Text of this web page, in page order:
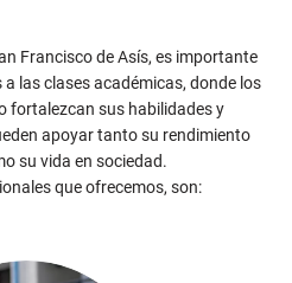
Francisco de Asís, es importante
las clases académicas, donde los
fortalezcan sus habilidades y
apoyar tanto su rendimiento
su vida en sociedad.
que ofrecemos, son: